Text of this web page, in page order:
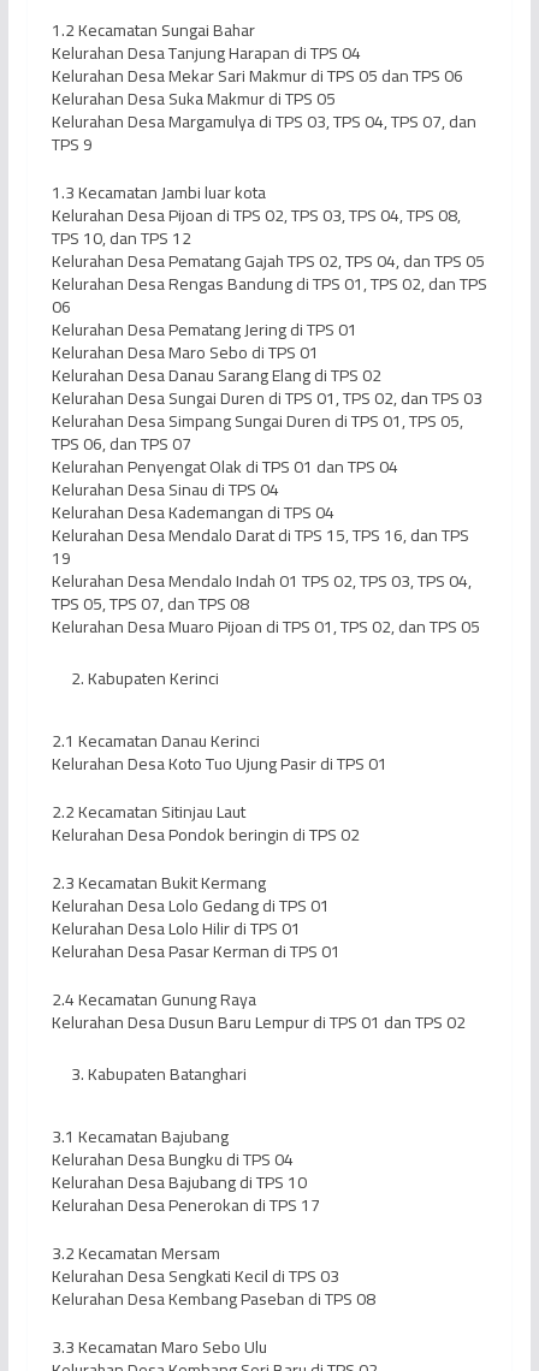
1.2 Kecamatan Sungai Bahar
Kelurahan Desa Tanjung Harapan di TPS 04
Kelurahan Desa Mekar Sari Makmur di TPS 05 dan TPS 06
Kelurahan Desa Suka Makmur di TPS 05
Kelurahan Desa Margamulya di TPS 03, TPS 04, TPS 07, dan
TPS 9
1.3 Kecamatan Jambi luar kota
Kelurahan Desa Pijoan di TPS 02, TPS 03, TPS 04, TPS 08,
TPS 10, dan TPS 12
Kelurahan Desa Pematang Gajah TPS 02, TPS 04, dan TPS 05
Kelurahan Desa Rengas Bandung di TPS 01, TPS 02, dan TPS
06
Kelurahan Desa Pematang Jering di TPS 01
Kelurahan Desa Maro Sebo di TPS 01
Kelurahan Desa Danau Sarang Elang di TPS 02
Kelurahan Desa Sungai Duren di TPS 01, TPS 02, dan TPS 03
Kelurahan Desa Simpang Sungai Duren di TPS 01, TPS 05,
TPS 06, dan TPS 07
Kelurahan Penyengat Olak di TPS 01 dan TPS 04
Kelurahan Desa Sinau di TPS 04
Kelurahan Desa Kademangan di TPS 04
Kelurahan Desa Mendalo Darat di TPS 15, TPS 16, dan TPS
19
Kelurahan Desa Mendalo Indah 01 TPS 02, TPS 03, TPS 04,
TPS 05, TPS 07, dan TPS 08
Kelurahan Desa Muaro Pijoan di TPS 01, TPS 02, dan TPS 05
Kabupaten Kerinci
2.1 Kecamatan Danau Kerinci
Kelurahan Desa Koto Tuo Ujung Pasir di TPS 01
2.2 Kecamatan Sitinjau Laut
Kelurahan Desa Pondok beringin di TPS 02
2.3 Kecamatan Bukit Kermang
Kelurahan Desa Lolo Gedang di TPS 01
Kelurahan Desa Lolo Hilir di TPS 01
Kelurahan Desa Pasar Kerman di TPS 01
2.4 Kecamatan Gunung Raya
Kelurahan Desa Dusun Baru Lempur di TPS 01 dan TPS 02
Kabupaten Batanghari
3.1 Kecamatan Bajubang
Kelurahan Desa Bungku di TPS 04
Kelurahan Desa Bajubang di TPS 10
Kelurahan Desa Penerokan di TPS 17
3.2 Kecamatan Mersam
Kelurahan Desa Sengkati Kecil di TPS 03
Kelurahan Desa Kembang Paseban di TPS 08
3.3 Kecamatan Maro Sebo Ulu